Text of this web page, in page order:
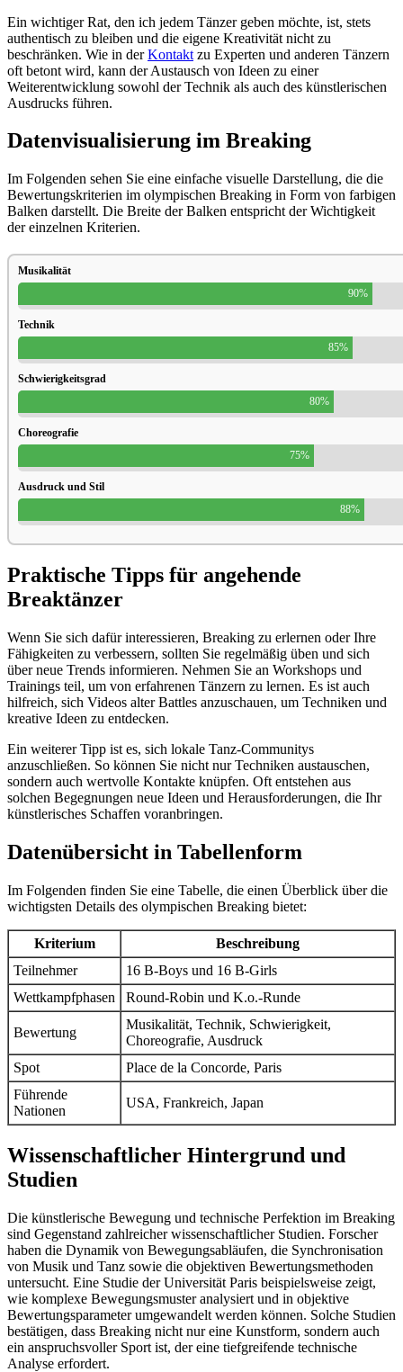
Ein wichtiger Rat, den ich jedem Tänzer geben möchte, ist, stets
authentisch zu bleiben und die eigene Kreativität nicht zu
beschränken. Wie in derKontakt zu Experten und anderen Tänzern
oft betont wird, kann der Austausch von Ideen zu einer
Weiterentwicklung sowohl der Technik als auch des künstlerischen
Ausdrucks führen.
Datenvisualisierung im Breaking
Im Folgenden sehen Sie eine einfache visuelle Darstellung, die die
Bewertungskriterien im olympischen Breaking in Form von farbigen
Balken darstellt. Die Breite der Balken entspricht der Wichtigkeit
der einzelnen Kriterien.
Musikalität
90%
Technik
85%
Schwierigkeitsgrad
80%
Choreografie
75%
Ausdruck und Stil
88%
Praktische Tipps für angehende
Breaktänzer
Wenn Sie sich dafür interessieren, Breaking zu erlernen oder Ihre
Fähigkeiten zu verbessern, sollten Sie regelmäßig üben und sich
über neue Trends informieren. Nehmen Sie an Workshops und
Trainings teil, um von erfahrenen Tänzern zu lernen. Es ist auch
hilfreich, sich Videos alter Battles anzuschauen, um Techniken und
kreative Ideen zu entdecken.
Ein weiterer Tipp ist es, sich lokale Tanz-Communitys
anzuschließen. So können Sie nicht nur Techniken austauschen,
sondern auch wertvolle Kontakte knüpfen. Oft entstehen aus
solchen Begegnungen neue Ideen und Herausforderungen, die Ihr
künstlerisches Schaffen voranbringen.
Datenübersicht in Tabellenform
Im Folgenden finden Sie eine Tabelle, die einen Überblick über die
wichtigsten Details des olympischen Breaking bietet:
Kriterium
Beschreibung
Teilnehmer
16 B-Boys und 16 B-Girls
Wettkampfphasen
Round-Robin und K.o.-Runde
Bewertung
Musikalität, Technik, Schwierigkeit,
Choreografie, Ausdruck
Spot
Place de la Concorde, Paris
Führende
Nationen
USA, Frankreich, Japan
Wissenschaftlicher Hintergrund und
Studien
Die künstlerische Bewegung und technische Perfektion im Breaking
sind Gegenstand zahlreicher wissenschaftlicher Studien. Forscher
haben die Dynamik von Bewegungsabläufen, die Synchronisation
von Musik und Tanz sowie die objektiven Bewertungsmethoden
untersucht. Eine Studie der Universität Paris beispielsweise zeigt,
wie komplexe Bewegungsmuster analysiert und in objektive
Bewertungsparameter umgewandelt werden können. Solche Studien
bestätigen, dass Breaking nicht nur eine Kunstform, sondern auch
ein anspruchsvoller Sport ist, der eine tiefgreifende technische
Analyse erfordert.